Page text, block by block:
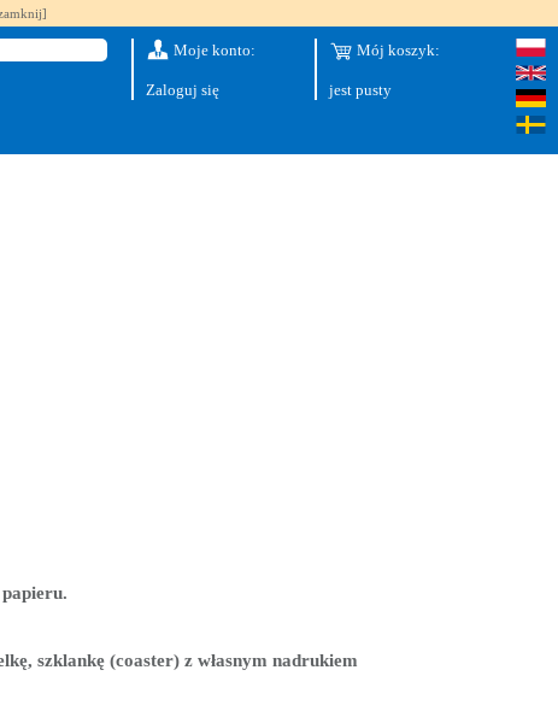
Moje konto:
Zaloguj się
Mój koszyk:
jest pusty
szklankę (coaster) z własnym nadrukiem